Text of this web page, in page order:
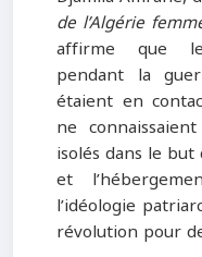
de l’Algérie
affirme que
pendant la
étaient en
ne
isolés dans le
et
l’idéologie
révolution pour